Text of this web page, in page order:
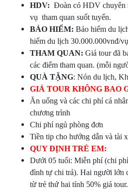
HDV: Đoàn có HDV chuyên
vụ tham quan suốt tuyến.
BẢO HIỂM: Bảo hiểm du
hiểm du lịch 30.000.000vnđ/
THAM QUAN: Giá tour đã
các điểm tham quan. (mỗi
QUÀ TẶNG: Nón du lịch,
GIÁ TOUR KHÔNG BAO
Ăn uống và các chi phí cá
chương trình
Chi phí ngủ phòng đơn
Tiền tip cho hướng dẫn và tài
QUY ĐỊNH TRẺ EM:
Dưới 05 tuổi: Miễn phí (chi
đình tự chi trả). Hai người lớn
từ trẻ thứ hai tính 50% giá tour.